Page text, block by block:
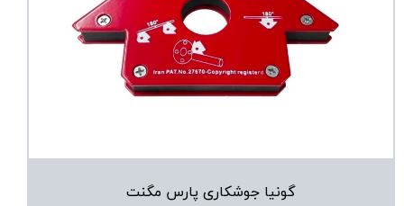
گونیا جوشکاری پارس مگنت